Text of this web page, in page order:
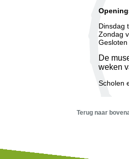
Dinsdag
Zondag
De
weken
Scholen
Terug naar